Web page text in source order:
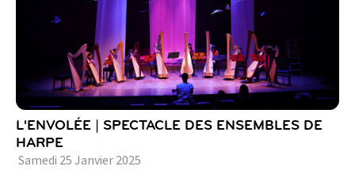
L'ENVOLÉE | SPECTACLE DES ENSEMBLES DE
HARPE
Samedi 25 Janvier 2025